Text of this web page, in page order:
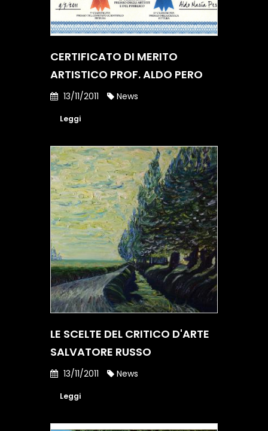
CERTIFICATO DI MERITO
ARTISTICO PROF. ALDO PERO
13/11/2011 News
Leggi
LE SCELTE DEL CRITICO D'ARTE
SALVATORE RUSSO
13/11/2011 News
Leggi